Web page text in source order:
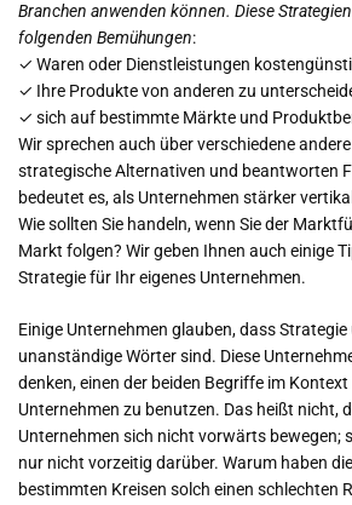
Branchen anwenden können. Diese
folgenden Bemühungen:
✓ Waren oder Dienstleistungen
✓ Ihre Produkte von anderen zu
✓ sich auf bestimmte Märkte und
Wir sprechen auch über verschiedene
strategische Alternativen und beantworten
bedeutet es, als Unternehmen stärker
Wie sollten Sie handeln, wenn Sie der
Markt folgen? Wir geben Ihnen auch einige
Strategie für Ihr eigenes Unternehmen.
Einige Unternehmen glauben, dass
unanständige Wörter sind. Diese
denken, einen der beiden Begriffe im Kontext
Unternehmen zu benutzen. Das heißt nicht,
Unternehmen sich nicht vorwärts bewegen;
nur nicht vorzeitig darüber. Warum haben
bestimmten Kreisen solch einen schlechten